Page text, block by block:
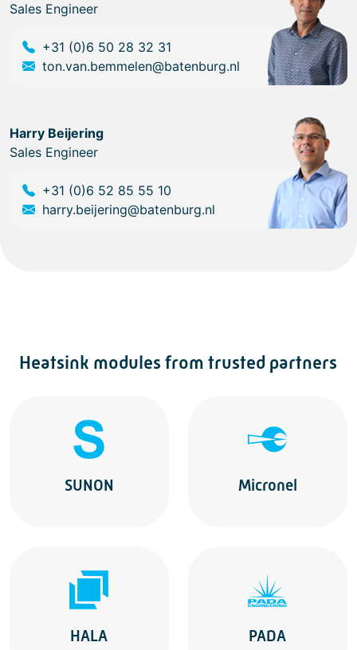
Sales Engineer
+31 (0)6 50 28 32 31
ton.van.bemmelen@batenburg.nl
Harry Beijering
Sales Engineer
+31 (0)6 52 85 55 10
harry.beijering@batenburg.nl
Heatsink modules from trusted partners
SUNON Micronel
HALA PADA